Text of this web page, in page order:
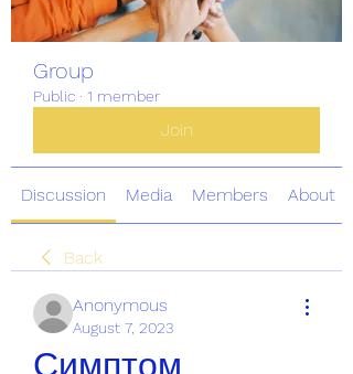
Group
Public · 1 member
Join
Discussion Media Members About
Back
Anonymous
August 7, 2023
Симптом